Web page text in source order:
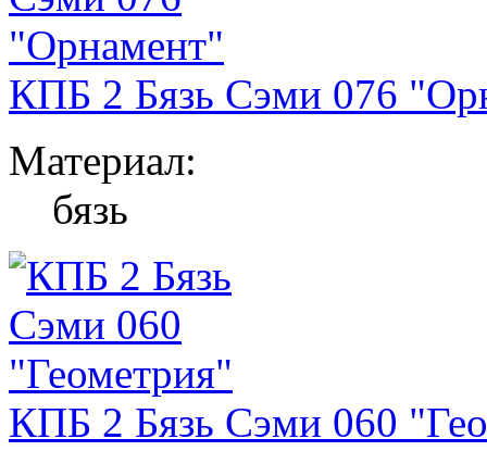
КПБ 2 Бязь Сэми 076
Материал:
бязь
КПБ 2 Бязь Сэми 060